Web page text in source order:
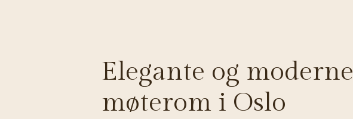
Elegante og moderne
møterom i Oslo